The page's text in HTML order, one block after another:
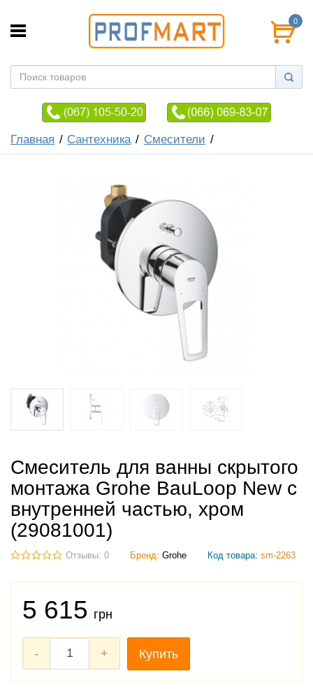
0
Главная Сантехника Смесители
Смеситель для ванны скрытого
монтажа Grohe BauLoop New с
внутренней частью, хром
(29081001)
Отзывы: 0 Бренд: Grohe Код товара: sm-2263
5 615 грн
- + Купить